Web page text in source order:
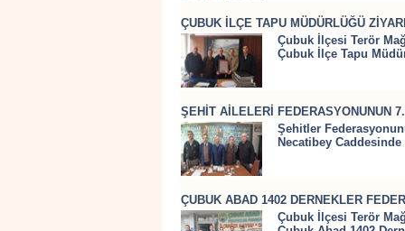
ÇUBUK İLÇE TAPU MÜDÜRLÜĞÜ
Çubuk İlçesi Terör
Çubuk İlçe Tapu
ŞEHİT AİLELERİ FEDERASYONUNUN
Şehitler
Necatibey
ÇUBUK ABAD 1402 DERNEKLER
Çubuk İlçesi Terör